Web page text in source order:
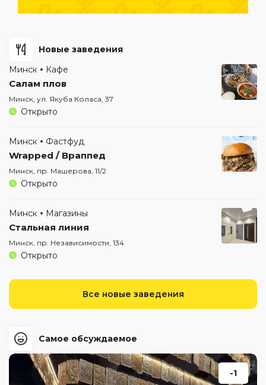
Новые заведения
Минск
Кафе
Салам плов
Минск, ул. Якуба Коласа, 37
Открыто
Минск Фастфуд
Wrapped / Враппед
Минск, пр. Машерова, 11/2
Открыто
Минск Магазины
Стальная линия
Минск, пр. Независимости, 134
Открыто
Все новые заведения
Самое обсуждаемое
-1